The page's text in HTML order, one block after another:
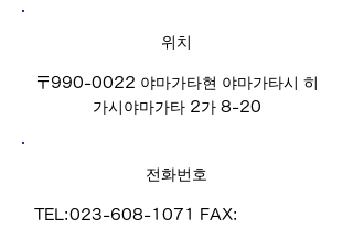
위치
〒990-0022 야마가타현 야마가타시 히
가시야마가타 2가 8-20
전화번호
TEL:023-608-1071 FAX: